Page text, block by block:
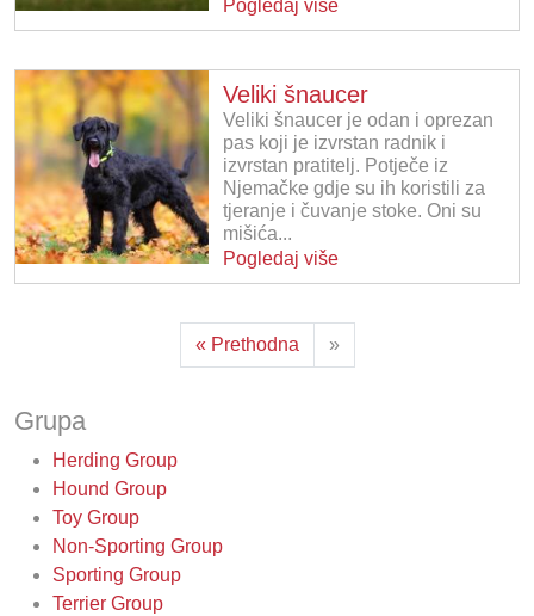
Pogledaj više
Veliki šnaucer
Veliki šnaucer je odan i oprezan
pas koji je izvrstan radnik i
izvrstan pratitelj. Potječe iz
Njemačke gdje su ih koristili za
tjeranje i čuvanje stoke. Oni su
mišića...
Pogledaj više
« Prethodna »
Grupa
Herding Group
Hound Group
Toy Group
Non-Sporting Group
Sporting Group
Terrier Group